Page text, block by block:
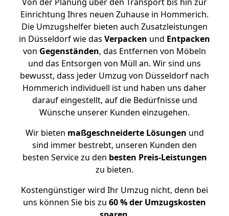
Einrichtung Ihres neuen Zuhause in Hommerich.
Die Umzugshelfer bieten auch Zusatzleistungen
in Düsseldorf wie das Verpacken und Entpacken
von Gegenständen, das Entfernen von Möbeln
und das Entsorgen von Müll an. Wir sind uns
bewusst, dass jeder Umzug von Düsseldorf nach
Hommerich individuell ist und haben uns daher
darauf eingestellt, auf die Bedürfnisse und
Wünsche unserer Kunden einzugehen.
Wir bieten maßgeschneiderte Lösungen und
sind immer bestrebt, unseren Kunden den
besten Service zu den besten Preis-Leistungen
zu bieten.
Kostengünstiger wird Ihr Umzug nicht, denn bei
uns können Sie bis zu 60 % der Umzugskosten